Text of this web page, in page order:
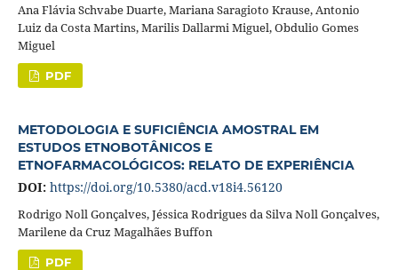
Ana Flávia Schvabe Duarte, Mariana Saragioto Krause, Antonio
Luiz da Costa Martins, Marilis Dallarmi Miguel, Obdulio Gomes
Miguel
PDF
METODOLOGIA E SUFICIÊNCIA AMOSTRAL EM
ESTUDOS ETNOBOTÂNICOS E
ETNOFARMACOLÓGICOS: RELATO DE EXPERIÊNCIA
DOI: https://doi.org/10.5380/acd.v18i4.56120
Rodrigo Noll Gonçalves, Jéssica Rodrigues da Silva Noll Gonçalves,
Marilene da Cruz Magalhães Buffon
PDF